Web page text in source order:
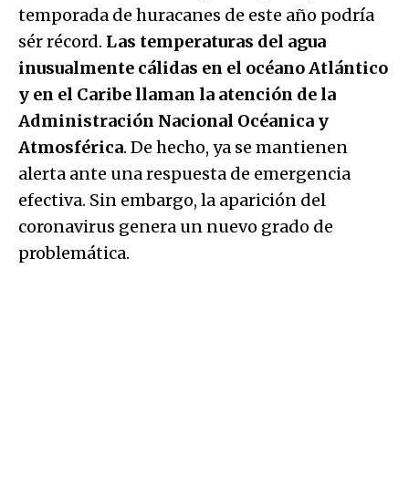
temporada de huracanes de este año podría
sér récord. Las temperaturas del agua
inusualmente cálidas en el océano Atlántico
y en el Caribe llaman la atención de la
Administración Nacional Océanica y
Atmosférica. De hecho, ya se mantienen
alerta ante una respuesta de emergencia
efectiva. Sin embargo, la aparición del
coronavirus genera un nuevo grado de
problemática.